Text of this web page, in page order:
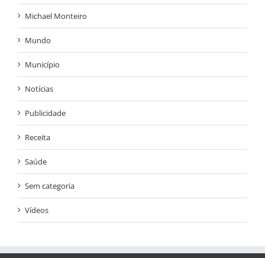
Michael Monteiro
Mundo
Município
Notícias
Publicidade
Receita
Saúde
Sem categoria
Vídeos